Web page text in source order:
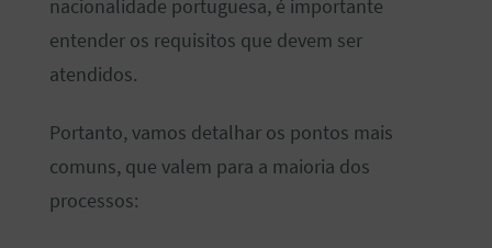
nacionalidade portuguesa, é importante
entender os requisitos que devem ser
atendidos.
Portanto, vamos detalhar os pontos mais
comuns, que valem para a maioria dos
processos: